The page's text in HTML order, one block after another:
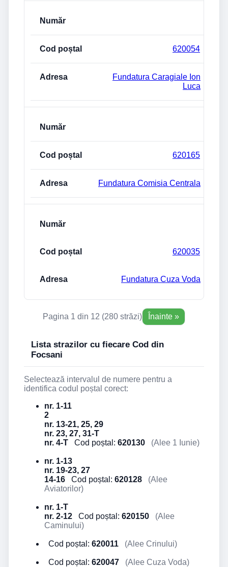
620054
Fundatura Caragiale Ion
Luca
620165
Fundatura Comisia Centrala
620035
Fundatura Cuza Voda
Pagina 1 din 12 (280 străzi) Înainte »
Lista strazilor cu fiecare Cod din
Focsani
Selectează intervalul de numere pentru a
identifica codul poștal corect:
nr. 1-11
2
nr. 13-21, 25, 29
nr. 23, 27, 31-T
nr. 4-T Cod poștal: 620130 (Alee 1 Iunie)
nr. 1-13
nr. 19-23, 27
14-16 Cod poștal: 620128
(Alee
Aviatorilor)
nr. 1-T
nr. 2-12 Cod poștal: 620150
(Alee
Caminului)
Cod poștal: 620011 (Alee Crinului)
Cod poștal: 620047 (Alee Cuza Voda)